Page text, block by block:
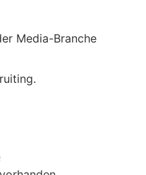
Media-Branche